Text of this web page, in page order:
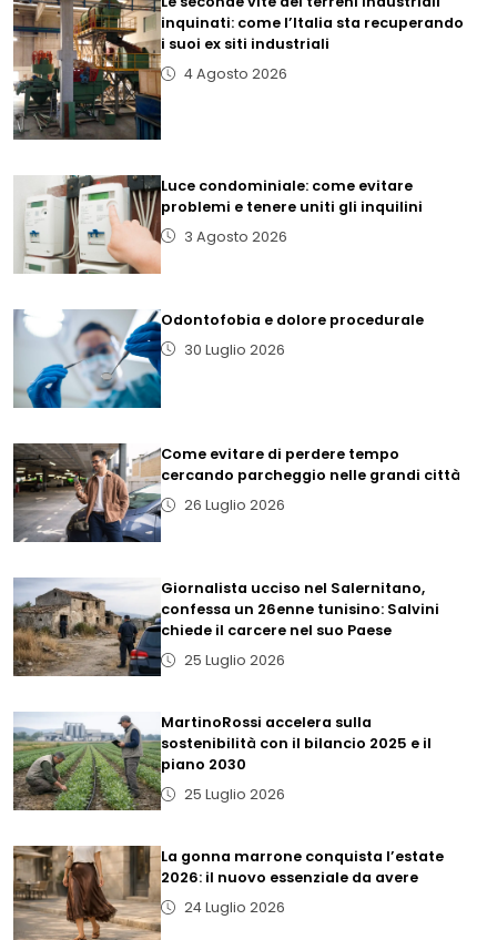
inquinati: come l’Italia sta recuperando
i suoi ex siti industriali
4 Agosto 2026
Luce condominiale: come evitare
problemi e tenere uniti gli inquilini
3 Agosto 2026
Odontofobia e dolore procedurale
30 Luglio 2026
Come evitare di perdere tempo
cercando parcheggio nelle grandi città
26 Luglio 2026
Giornalista ucciso nel Salernitano,
confessa un 26enne tunisino: Salvini
chiede il carcere nel suo Paese
25 Luglio 2026
MartinoRossi accelera sulla
sostenibilità con il bilancio 2025 e il
piano 2030
25 Luglio 2026
La gonna marrone conquista l’estate
2026: il nuovo essenziale da avere
24 Luglio 2026